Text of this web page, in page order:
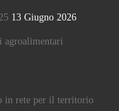
13 Giugno 2026
agroalimentari
in rete per il territorio